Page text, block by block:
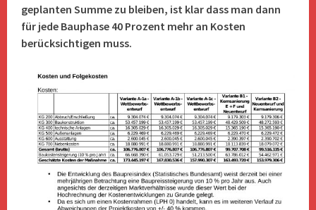
geplanten Summe zu bleiben, ist klar dass man dann
für jede Bauphase 40 Prozent mehr an Kosten
berücksichtigen muss.